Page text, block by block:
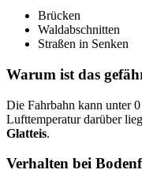
Brücken
Waldabschnitten
Straßen in Senken
Warum ist das
Die Fahrbahn kann unter
Lufttemperatur darüber
Glatteis.
Verhalten bei